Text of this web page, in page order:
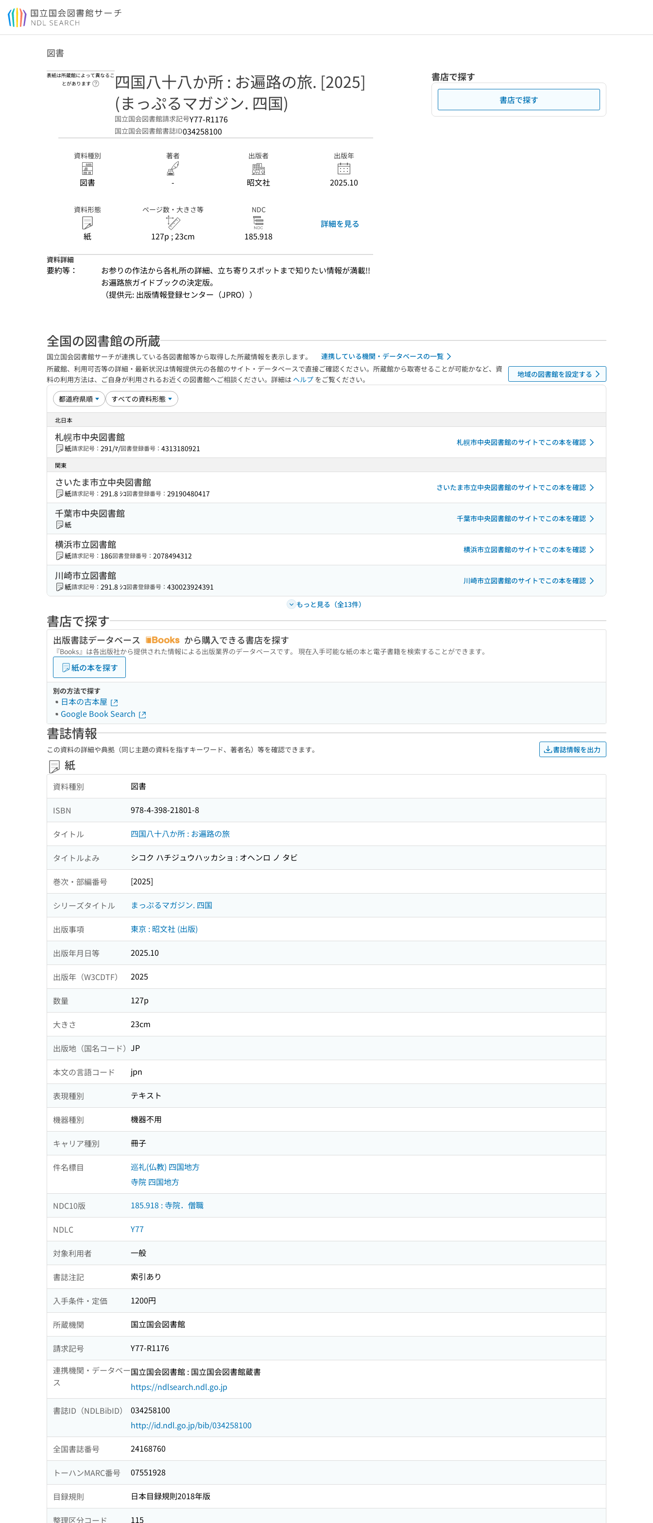
本文へ移動
図書
表紙は所蔵館によって異なるこ
とがあります
ヘルプページへのリンク
四国八十八か所 : お遍路の旅. [2025]
(まっぷるマガジン. 四国)
国立国会図書館請求記号Y77-R1176
国立国会図書館書誌ID034258100
資料種別
図書
著者
-
出版者
昭文社
出版年
2025.10
資料形態
紙
ページ数・大きさ等
127p ; 23cm
NDC
185.918
詳細を見る
資料詳細
要約等：
お参りの作法から各札所の詳細、立ち寄りスポットまで知りたい情報が満載!!
お遍路旅ガイドブックの決定版。
（提供元: 出版情報登録センター（JPRO））
書店で探す
書店で探す
全国の図書館の所蔵
国立国会図書館サーチが連携している各図書館等から取得した所蔵情報を表示します。
連携している機関・データベースの一覧
所蔵館、利用可否等の詳細・最新状況は情報提供元の各館のサイト・データベースで直接ご確認ください。所蔵館から取寄せることが可能かなど、資
料の利用方法は、ご自身が利用されるお近くの図書館へご相談ください。詳細は ヘルプ をご覧ください。
地域の図書館を設定する
北日本
札幌市中央図書館
紙請求記号： 291/ﾏ/図書登録番号： 4313180921
札幌市中央図書館のサイトでこの本を確認
関東
さいたま市立中央図書館
紙請求記号： 291.8 ｼｺ図書登録番号： 29190480417
さいたま市立中央図書館のサイトでこの本を確認
千葉市中央図書館
紙
千葉市中央図書館のサイトでこの本を確認
横浜市立図書館
紙請求記号： 186図書登録番号： 2078494312
横浜市立図書館のサイトでこの本を確認
川崎市立図書館
紙請求記号： 291.8 ｼｺ図書登録番号： 430023924391
川崎市立図書館のサイトでこの本を確認
もっと見る（全13件）
書店で探す
出版書誌データベース から購入できる書店を探す
『Books』は各出版社から提供された情報による出版業界のデータベースです。 現在入手可能な紙の本と電子書籍を検索することができます。
紙の本を探す
別の方法で探す
日本の古本屋
Google Book Search
書誌情報
この資料の詳細や典拠（同じ主題の資料を指すキーワード、著者名）等を確認できます。 書誌情報を出力
紙
資料種別 図書
ISBN 978-4-398-21801-8
タイトル 四国八十八か所 : お遍路の旅
タイトルよみ シコク ハチジュウハッカショ : オヘンロ ノ タビ
巻次・部編番号 [2025]
シリーズタイトル まっぷるマガジン. 四国
出版事項 東京 : 昭文社 (出版)
出版年月日等 2025.10
出版年（W3CDTF） 2025
数量 127p
大きさ 23cm
出版地（国名コード） JP
本文の言語コード jpn
表現種別 テキスト
機器種別 機器不用
キャリア種別 冊子
件名標目
巡礼(仏教) 四国地方
寺院 四国地方
NDC10版 185.918 : 寺院．僧職
NDLC Y77
対象利用者 一般
書誌注記 索引あり
入手条件・定価 1200円
所蔵機関 国立国会図書館
請求記号
Y77-R1176
連携機関・データベー
ス
国立国会図書館 : 国立国会図書館蔵書
https://ndlsearch.ndl.go.jp
書誌ID（NDLBibID）
034258100
http://id.ndl.go.jp/bib/034258100
全国書誌番号 24168760
トーハンMARC番号 07551928
目録規則 日本目録規則2018年版
整理区分コード 115